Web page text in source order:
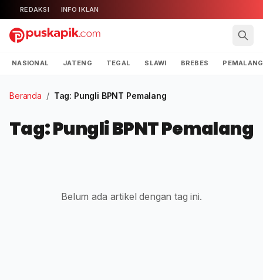
REDAKSI INFO IKLAN
NASIONAL JATENG TEGAL SLAWI BREBES PEMALANG
Beranda / Tag: Pungli BPNT Pemalang
Tag: Pungli BPNT Pemalang
Belum ada artikel dengan tag ini.